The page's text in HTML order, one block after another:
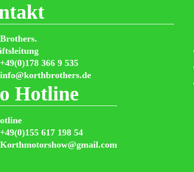
+49(0)178 366 9 535
info@korthbrothers.de
Hotline
+49(0)155 617 198 54
Korthmotorshow@gmail.com